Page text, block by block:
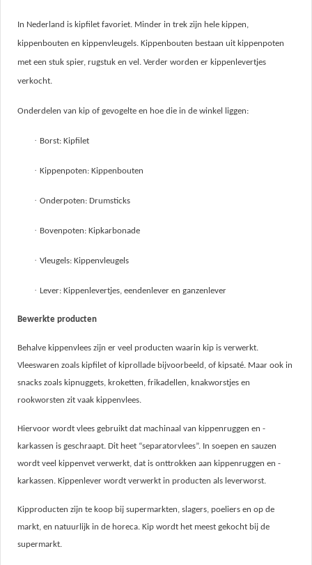
In Nederland is kipfilet favoriet. Minder in trek zijn hele kippen,
kippenbouten en kippenvleugels. Kippenbouten bestaan uit kippenpoten
met een stuk spier, rugstuk en vel. Verder worden er kippenlevertjes
verkocht.
Onderdelen van kip of gevogelte en hoe die in de winkel liggen:
· Borst: Kipfilet
· Kippenpoten: Kippenbouten
· Onderpoten: Drumsticks
· Bovenpoten: Kipkarbonade
· Vleugels: Kippenvleugels
· Lever: Kippenlevertjes, eendenlever en ganzenlever
Bewerkte producten
Behalve kippenvlees zijn er veel producten waarin kip is verwerkt.
Vleeswaren zoals kipfilet of kiprollade bijvoorbeeld, of kipsaté. Maar ook in
snacks zoals kipnuggets, kroketten, frikadellen, knakworstjes en
rookworsten zit vaak kippenvlees.
Hiervoor wordt vlees gebruikt dat machinaal van kippenruggen en -
karkassen is geschraapt. Dit heet “separatorvlees”. In soepen en sauzen
wordt veel kippenvet verwerkt, dat is onttrokken aan kippenruggen en -
karkassen. Kippenlever wordt verwerkt in producten als leverworst.
Kipproducten zijn te koop bij supermarkten, slagers, poeliers en op de
markt, en natuurlijk in de horeca. Kip wordt het meest gekocht bij de
supermarkt.